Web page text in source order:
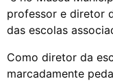
professor e diretor
das escolas
Como diretor da
marcadamente